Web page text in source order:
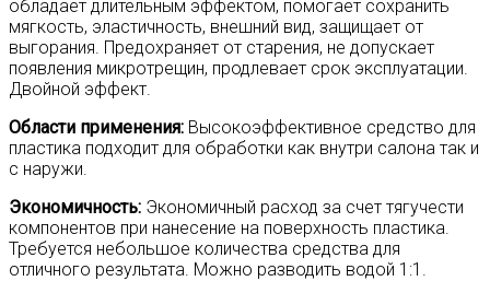
обладает длительным эффектом, помогает сохранить
мягкость, эластичность, внешний вид, защищает от
выгорания. Предохраняет от старения, не допускает
появления микротрещин, продлевает срок эксплуатации.
Двойной эффект.
Области применения: Высокоэффективное средство для
пластика подходит для обработки как внутри салона так и
с наружи.
Экономичность: Экономичный расход за счет тягучести
компонентов при нанесение на поверхность пластика.
Требуется небольшое количества средства для
отличного результата. Можно разводить водой 1:1.